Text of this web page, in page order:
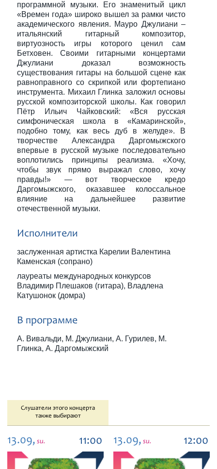
программной музыки. Его знаменитый цикл
«Времен года» широко вышел за рамки чисто
академического явления. Мауро Джулиани –
итальянский гитарный композитор,
виртуозность игры которого ценил сам
Бетховен. Своими гитарными концертами
Джулиани доказал возможность
существования гитары на большой сцене как
равноправного со скрипкой или фортепиано
инструмента. Михаил Глинка заложил основы
русской композиторской школы. Как говорил
Пётр Ильич Чайковский: «Вся русская
симфоническая школа в «Камаринской»,
подобно тому, как весь дуб в желуде». В
творчестве Александра Даргомыжского
впервые в русской музыке последовательно
воплотились принципы реализма. «Хочу,
чтобы звук прямо выражал слово, хочу
правды!» — вот творческое кредо
Даргомыжского, оказавшее колоссальное
влияние на дальнейшее развитие
отечественной музыки.
Исполнители
заслуженная артистка Карелии Валентина
Каменская (сопрано)
лауреаты международных конкурсов
Владимир Плешаков (гитара), Владлена
Катушонок (домра)
В программе
А. Вивальди, М. Джулиани, А. Гурилев, М.
Глинка, А. Даргомыжский
Слушатели этого концерта
также выбирают
13.09, su. 11:00 13.09, su. 12:00